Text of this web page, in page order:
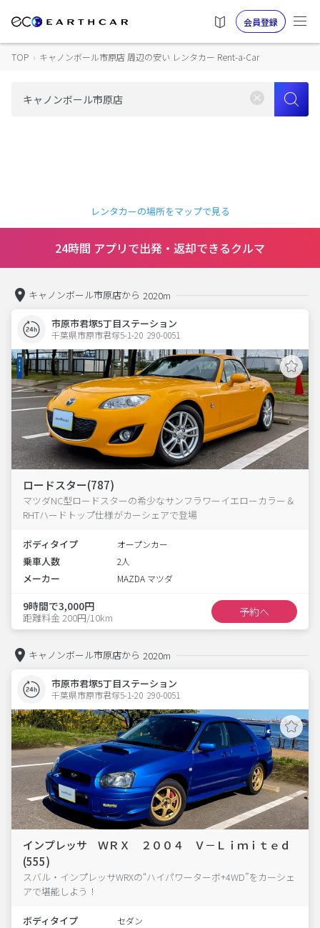
会員登録
TOP › キャノンボール市原店 周辺の安い レンタカー Rent-a-Car
レンタカーの場所をマップで見る
24時間 アプリで出発・返却できるクルマ
キャノンボール市原店から 2020m
市原市君塚5丁目ステーション
千葉県市原市君塚5-1-20  290-0051
ロードスター(787)
マツダNC型ロードスターの希少なサンフラワーイエローカラー＆
RHTハードトップ仕様がカーシェアで登場
ボディタイプ オープンカー
乗車人数 2人
メーカー MAZDA マツダ
9時間で3,000円
距離料金 200円/10km 予約へ
キャノンボール市原店から 2020m
市原市君塚5丁目ステーション
千葉県市原市君塚5-1-20  290-0051
インプレッサ ＷＲＸ ２００４ Ｖ－Ｌｉｍｉｔｅｄ
(555)
スバル・インプレッサWRXの“ハイパワーターボ+4WD”をカーシェ
アで堪能しよう！
ボディタイプ セダン